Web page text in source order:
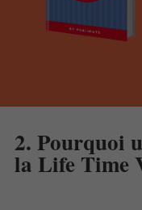
2. Pourquoi
la Life Time